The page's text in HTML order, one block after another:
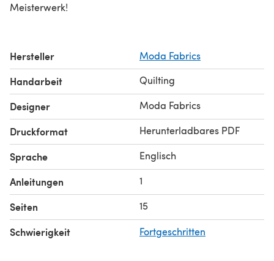
Meisterwerk!
Hersteller Moda Fabrics
Handarbeit Quilting
Designer Moda Fabrics
Druckformat Herunterladbares PDF
Sprache Englisch
Anleitungen 1
Seiten 15
Schwierigkeit Fortgeschritten